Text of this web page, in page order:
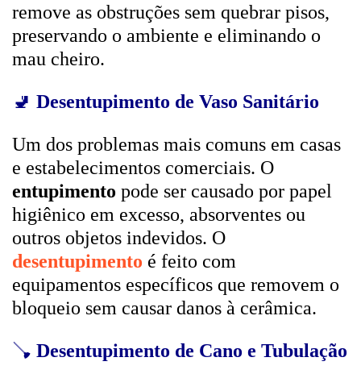
remove as obstruções sem quebrar pisos,
preservando o ambiente e eliminando o
mau cheiro.
🚽 Desentupimento de Vaso Sanitário
Um dos problemas mais comuns em casas
e estabelecimentos comerciais. O
entupimento pode ser causado por papel
higiênico em excesso, absorventes ou
outros objetos indevidos. O
desentupimento é feito com
equipamentos específicos que removem o
bloqueio sem causar danos à cerâmica.
🪠 Desentupimento de Cano e Tubulação